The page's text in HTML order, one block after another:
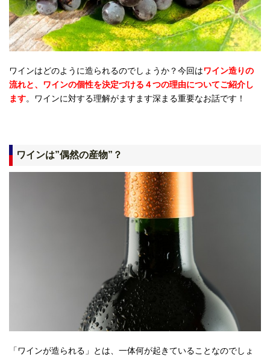
ワインはどのように造られるのでしょうか？今回はワイン造りの
流れと、ワインの個性を決定づける４つの理由についてご紹介し
ます。ワインに対する理解がますます深まる重要なお話です！
ワインは”偶然の産物”？
「ワインが造られる」とは、一体何が起きていることなのでしょ